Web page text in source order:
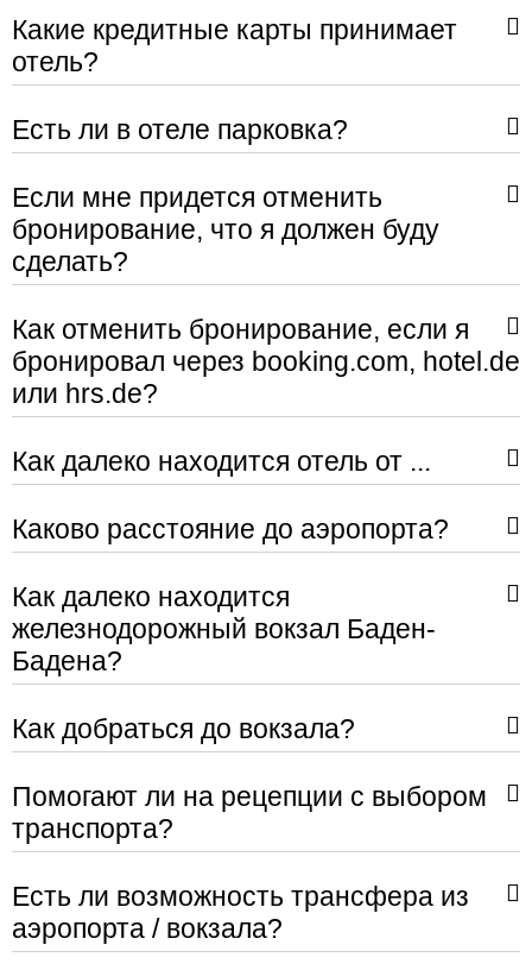
Какие кредитные карты принимает
отель?
Есть ли в отеле парковка?
Если мне придется отменить
бронирование, что я должен буду
сделать?
Как отменить бронирование, если я
бронировал через booking.com, hotel.de
или hrs.de?
Как далеко находится отель от ...
Каково расстояние до аэропортa?
Как далеко находится
железнодорожный вокзал Баден-
Бадена?
Как добраться до вокзала?
Помогают ли на рецепции с выбором
транспорта?
Есть ли возможность трансфера из
аэропорта / вокзала?